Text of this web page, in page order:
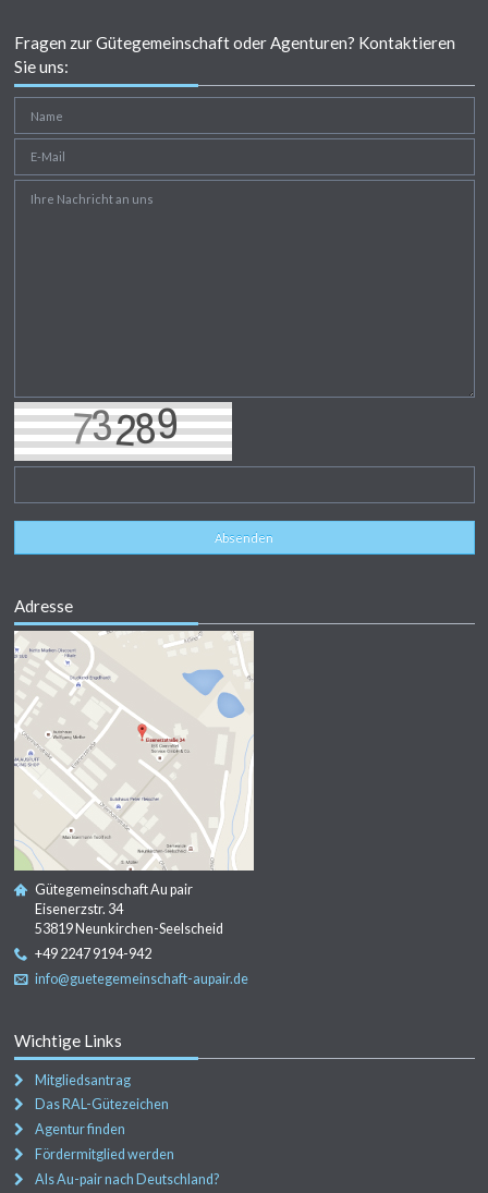
Fragen zur Gütegemeinschaft oder Agenturen? Kontaktieren
Sie uns:
Absenden
Adresse
Gütegemeinschaft Au pair
Eisenerzstr. 34
53819 Neunkirchen-Seelscheid
+49 2247 9194-942
info@guetegemeinschaft-aupair.de
Wichtige Links
Mitgliedsantrag
Das RAL-Gütezeichen
Agentur finden
Fördermitglied werden
Als Au-pair nach Deutschland?